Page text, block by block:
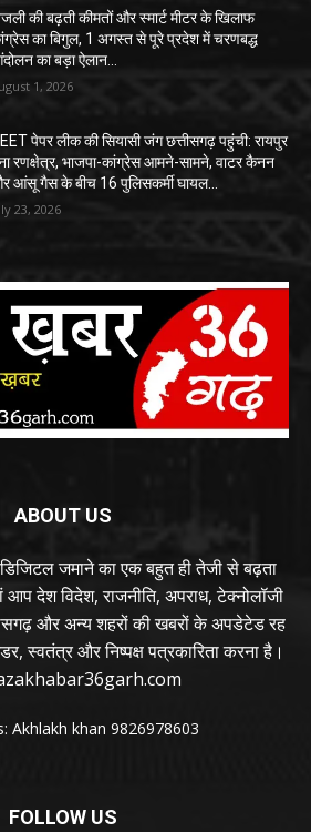
की बढ़ती कीमतों और स्मार्ट मीटर के खिलाफ
का बिगुल, 1 अगस्त से पूरे प्रदेश में चरणबद्ध
का बड़ा ऐलान…
1, 2026
पेपर लीक की सियासी जंग छत्तीसगढ़ पहुंची: रायपुर
रणक्षेत्र, भाजपा-कांग्रेस आमने-सामने, वाटर कैनन
आंसू गैस के बीच 16 पुलिसकर्मी घायल…
23, 2026
ABOUT US
जमाने का एक बहुत ही तेजी से बढ़ता
देश विदेश, राजनीति, अपराध, टेक्नोलॉजी
और अन्य शहरों की खबरों के अपडेटेड रह
स्वतंत्र और निष्पक्ष पत्रकारिता करना है।
Akhlakh khan 9826978603
FOLLOW US